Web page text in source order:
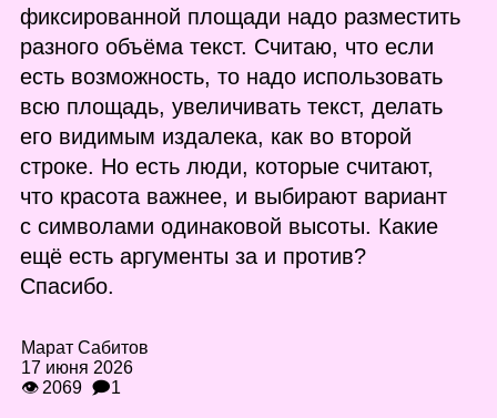
фиксированной площади надо разместить
разного объёма текст. Считаю, что если
есть возможность, то надо использовать
всю площадь, увеличивать текст, делать
его видимым издалека, как во второй
строке. Но есть люди, которые считают,
что красота важнее, и выбирают вариант
с символами одинаковой высоты. Какие
ещё есть аргументы за и против?
Спасибо.
Марат Сабитов
17 июня 2026
👁 2069 🗩1